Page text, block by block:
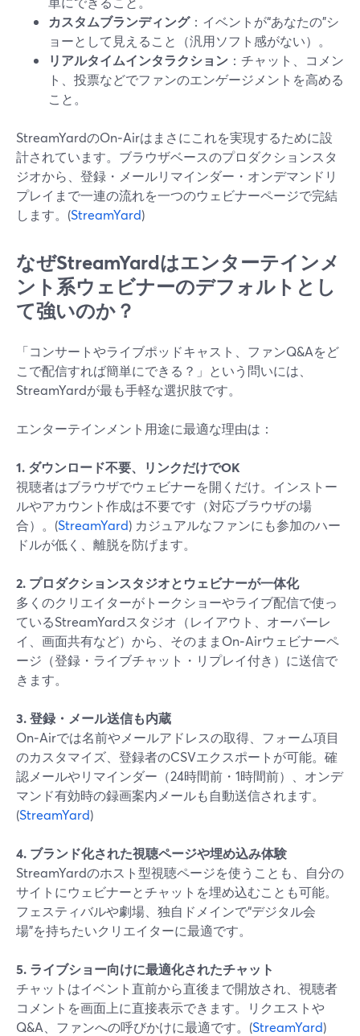
カスタムブランディング：イベントが“あなたの”シ
ョーとして見えること（汎用ソフト感がない）。
リアルタイムインタラクション ：チャット、コメン
ト、投票などでファンのエンゲージメントを高める
こと。
StreamYardのOn‑Airはまさにこれを実現するために設
計されています。ブラウザベースのプロダクションスタ
ジオから、登録・メールリマインダー・オンデマンドリ
プレイまで一連の流れを一つのウェビナーページで完結
します。(StreamYard)
なぜStreamYardはエンターテインメ
ント系ウェビナーのデフォルトとし
て強いのか？
「コンサートやライブポッドキャスト、ファンQ&Aをど
こで配信すれば簡単にできる？」という問いには、
StreamYardが最も手軽な選択肢です。
エンターテインメント用途に最適な理由は：
1. ダウンロード不要、リンクだけでOK
視聴者はブラウザでウェビナーを開くだけ。インストー
ルやアカウント作成は不要です（対応ブラウザの場
合）。(StreamYard) カジュアルなファンにも参加のハー
ドルが低く、離脱を防げます。
2. プロダクションスタジオとウェビナーが一体化
多くのクリエイターがトークショーやライブ配信で使っ
ているStreamYardスタジオ（レイアウト、オーバーレ
イ、画面共有など）から、そのままOn‑Airウェビナーペ
ージ（登録・ライブチャット・リプレイ付き）に送信で
きます。
3. 登録・メール送信も内蔵
On‑Airでは名前やメールアドレスの取得、フォーム項目
のカスタマイズ、登録者のCSVエクスポートが可能。確
認メールやリマインダー（24時間前・1時間前）、オンデ
マンド有効時の録画案内メールも自動送信されます。
(StreamYard)
4. ブランド化された視聴ページや埋め込み体験
StreamYardのホスト型視聴ページを使うことも、自分の
サイトにウェビナーとチャットを埋め込むことも可能。
フェスティバルや劇場、独自ドメインで“デジタル会
場”を持ちたいクリエイターに最適です。
5. ライブショー向けに最適化されたチャット
チャットはイベント直前から直後まで開放され、視聴者
コメントを画面上に直接表示できます。リクエストや
Q&A、ファンへの呼びかけに最適です。(StreamYard)